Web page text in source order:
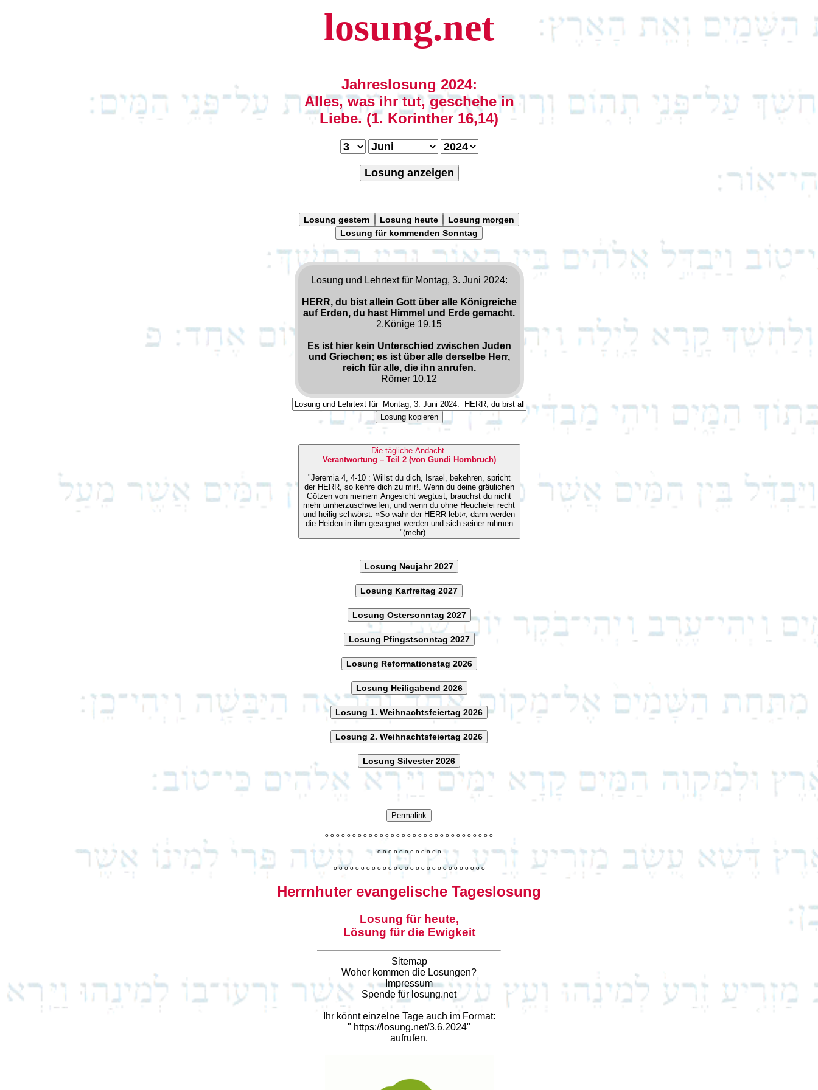
losung.net
Jahreslosung 2024:
Alles, was ihr tut, geschehe in
Liebe. (1. Korinther 16,14)
Losung anzeigen
Losung gestern Losung heute
Losung morgen
Losung für kommenden Sonntag
Losung und Lehrtext für Montag, 3. Juni 2024:
HERR, du bist allein Gott über alle Königreiche
auf Erden, du hast Himmel und Erde gemacht.
2.Könige 19,15
Es ist hier kein Unterschied zwischen Juden
und Griechen; es ist über alle derselbe Herr,
reich für alle, die ihn anrufen.
Römer 10,12
Losung kopieren
Die tägliche Andacht
Verantwortung – Teil 2 (von Gundi Hornbruch)
"Jeremia 4, 4-10 : Willst du dich, Israel, bekehren, spricht
der HERR, so kehre dich zu mir!. Wenn du deine gräulichen
Götzen von meinem Angesicht wegtust, brauchst du nicht
mehr umherzuschweifen, und wenn du ohne Heuchelei recht
und heilig schwörst: »So wahr der HERR lebt«, dann werden
die Heiden in ihm gesegnet werden und sich seiner rühmen
..."(mehr)
Losung Neujahr 2027
Losung Karfreitag 2027
Losung Ostersonntag 2027
Losung Pfingstsonntag 2027
Losung Reformationstag 2026
Losung Heiligabend 2026
Losung 1. Weihnachtsfeiertag 2026
Losung 2. Weihnachtsfeiertag 2026
Losung Silvester 2026
Permalink
o o o o o o o o o o o o o o o o o o o o o o o o o o o o o o o
o o o o o o o o o o o o
o o o o o o o o o o o o o o o o o o o o o o o o o o o o
Herrnhuter evangelische Tageslosung
Losung für heute,
Lösung für die Ewigkeit
Sitemap
Woher kommen die Losungen?
Impressum
Spende für losung.net
Ihr könnt einzelne Tage auch im Format:
" https://losung.net/3.6.2024"
aufrufen.